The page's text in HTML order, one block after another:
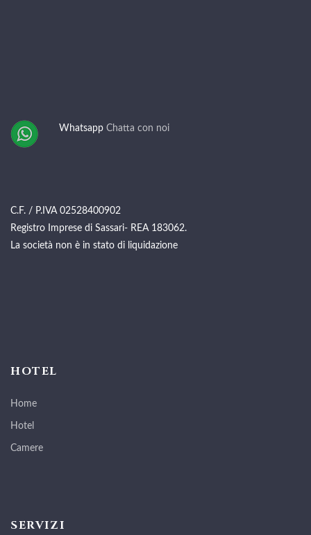
Whatsapp Chatta con noi
C.F. / P.IVA 02528400902
Registro Imprese di Sassari- REA 183062.
La società non è in stato di liquidazione
HOTEL
Home
Hotel
Camere
SERVIZI